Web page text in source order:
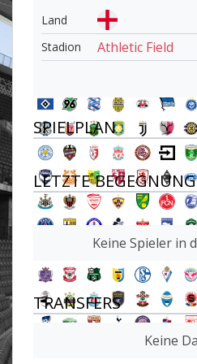
Land
Stadion
Athletic Field
SPIELPLAN
LETZTE
Keine Spieler in
TRANSFERS
Keine